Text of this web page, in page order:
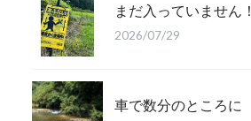
まだ入っていません！
2026/07/29
車で数分のところに